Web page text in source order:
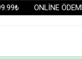
ONLİNE